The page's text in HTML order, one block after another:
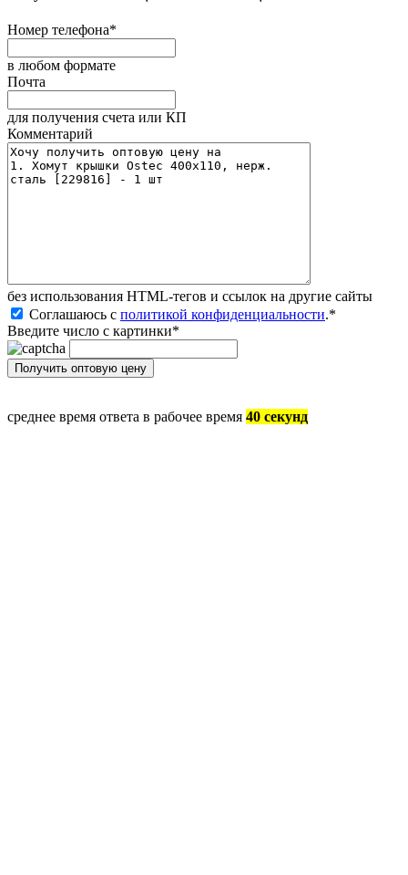
Номер телефона*
в любом формате
Почта
для получения счета или КП
Комментарий
без иcпользования HTML-тегов и ссылок на другие сайты
Соглашаюсь с политикой конфиденциальности.*
Введите число с картинки*
среднее время ответа в рабочее время 40 секунд